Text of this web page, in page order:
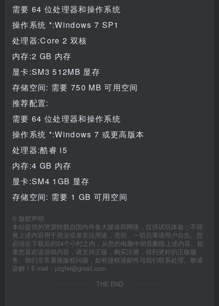
需要 64 位处理器和操作系统
操作系统 *:Windows 7 SP1
处理器:Core 2 双核
内存:2 GB 内存
显卡:SM3 512MB 显存
存储空间: 需要 750 MB 可用空间
推荐配置:
需要 64 位处理器和操作系统
操作系统 *:Windows 7 或更高版本
处理器:酷睿 i5
内存:4 GB 内存
显卡:SM4 1GB 显存
存储空间: 需要 1 GB 可用空间
© 版权声明
本站提供的资源转载自国内外各大媒体和网络，仅供试玩体验；不得
将上述内容用于商业或者非法用途，否则，一切后果请用户自负。您
必须在下载后的24个小时之内，从您的电脑中彻底删除上述内容。如
果您喜欢该游戏内容，请支持正版，购买注册，得到更好的正版服
务。我们非常重视版权问题，如有侵权请邮件与我们联系处理。敬请
谅解！E-mail：jctgfei@gmail.com
THE END